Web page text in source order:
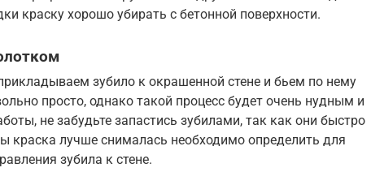
краску хорошо убирать с бетонной поверхности.
зубило к окрашенной стене и бьем по нему
просто, однако такой процесс будет очень нудным и
не забудьте запастись зубилами, так как они быстро
краска лучше снималась необходимо определить для
зубила к стене.